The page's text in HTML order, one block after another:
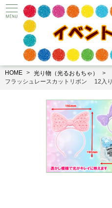
HOME
光り物（光るおもちゃ）
フラッシュレースカットリボン 12入り